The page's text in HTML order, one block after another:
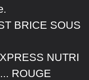
BRICE SOUS
NUTRI
ROUGE